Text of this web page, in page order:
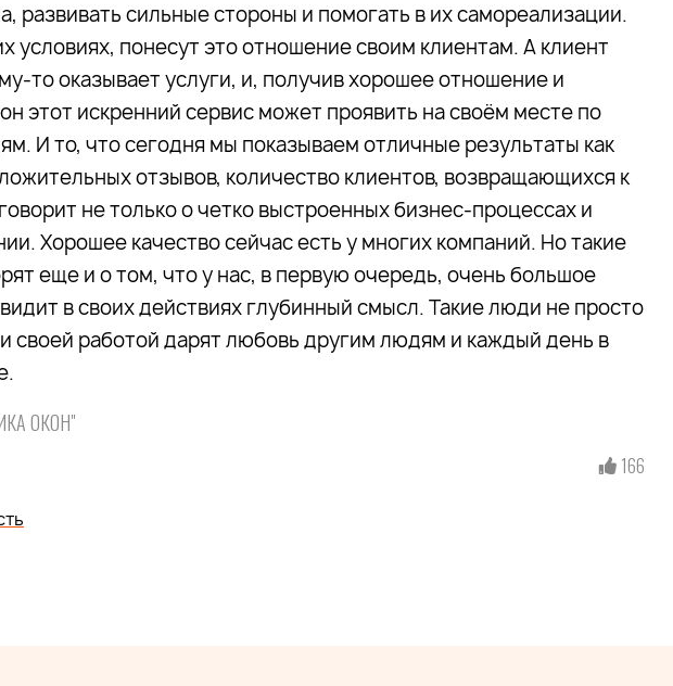
развивать сильные стороны и помогать в их самореализации.
условиях, понесут это отношение своим клиентам. А клиент
то оказывает услуги, и, получив хорошее отношение и
этот искренний сервис может проявить на своём месте по
И то, что сегодня мы показываем отличные результаты как
отзывов, количество клиентов, возвращающихся к
не только о четко выстроенных бизнес-процессах и
Хорошее качество сейчас есть у многих компаний. Но такие
еще и о том, что у нас, в первую очередь, очень большое
в своих действиях глубинный смысл. Такие люди не просто
своей работой дарят любовь другим людям и каждый день в
ОКОН"
166